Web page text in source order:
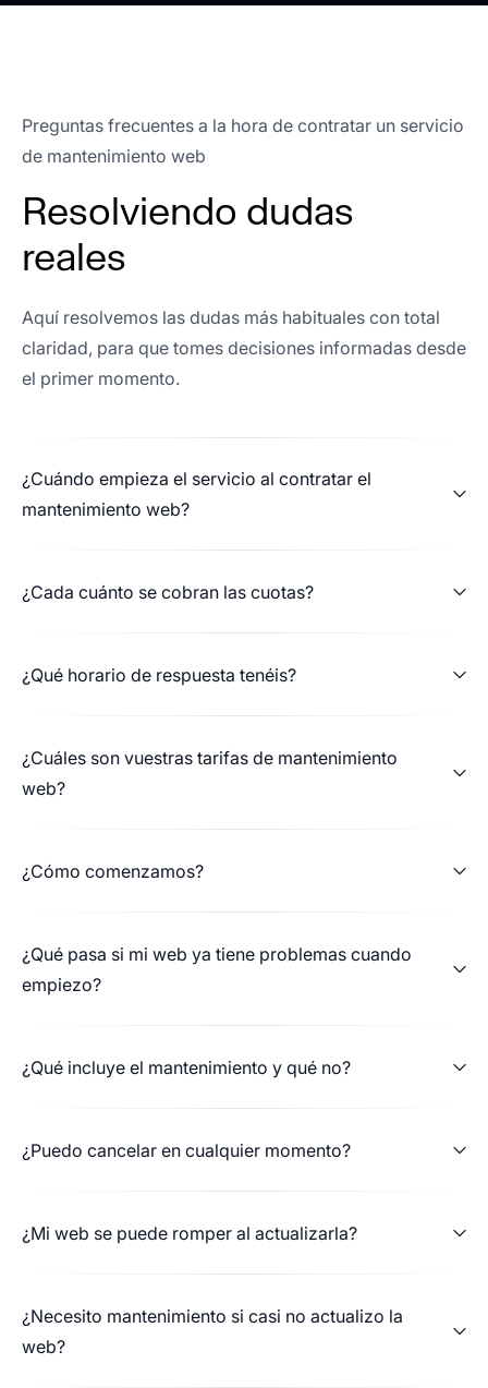
por el apoyo.
Pedro Redondo
Director de canal en Inforges
Una gran experiencia en todos los aspectos que
han estado involucrados en el servicio. Atención
rápida y eficaz, trabajo realizado dentro de los
equipo con el que colaborar.
un rediseño integral de la pagina web, enfocado
volveré a elegir al equipo para futuros
proyectos que requieran de su conocimiento y
Vicente Martinez
Han realizado el diseño web de mi clínica y
práctica), por lo fácil que me lo han puesto para
el mantenimiento y con un simple WhatsApp, en
un momento ya tengo lo que necesito! 100%
Preguntas frecuentes a la hora de contratar un servicio
de mantenimiento web
Resolviendo dudas
reales
Aquí resolvemos las dudas más habituales con total
claridad, para que tomes decisiones informadas desde
el primer momento.
¿Cuándo empieza el servicio al contratar el
mantenimiento web?
¿Cada cuánto se cobran las cuotas?
¿Qué horario de respuesta tenéis?
¿Cuáles son vuestras tarifas de mantenimiento
web?
¿Cómo comenzamos?
¿Qué pasa si mi web ya tiene problemas cuando
empiezo?
¿Qué incluye el mantenimiento y qué no?
¿Puedo cancelar en cualquier momento?
¿Mi web se puede romper al actualizarla?
¿Necesito mantenimiento si casi no actualizo la
web?